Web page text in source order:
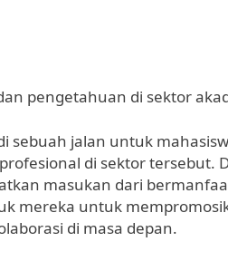
pengetahuan di sektor
sebuah jalan untuk
di sektor tersebut.
masukan dari
mereka untuk
di masa depan.